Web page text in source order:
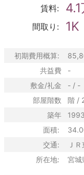
賃料:
間取り: 1K
初期費用概算:
共益費
-
敷金/礼金
- / -
部屋階数
階 /
築年
面積:
交通:
Ｊ
所在地:
宮城